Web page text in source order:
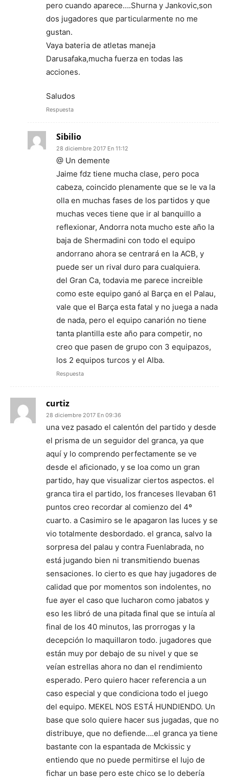
pero cuando aparece….Shurna y Jankovic,son
dos jugadores que particularmente no me
gustan.
Vaya bateria de atletas maneja
Darusafaka,mucha fuerza en todas las
acciones.
Saludos
Respuesta
Sibilio
28 diciembre 2017 En 11:12
@ Un demente
Jaime fdz tiene mucha clase, pero poca
cabeza, coincido plenamente que se le va la
olla en muchas fases de los partidos y que
muchas veces tiene que ir al banquillo a
reflexionar, Andorra nota mucho este año la
baja de Shermadini con todo el equipo
andorrano ahora se centrará en la ACB, y
puede ser un rival duro para cualquiera.
del Gran Ca, todavia me parece increible
como este equipo ganó al Barça en el Palau,
vale que el Barça esta fatal y no juega a nada
de nada, pero el equipo canarión no tiene
tanta plantilla este año para competir, no
creo que pasen de grupo con 3 equipazos,
los 2 equipos turcos y el Alba.
Respuesta
curtiz
28 diciembre 2017 En 09:36
una vez pasado el calentón del partido y desde
el prisma de un seguidor del granca, ya que
aquí y lo comprendo perfectamente se ve
desde el aficionado, y se loa como un gran
partido, hay que visualizar ciertos aspectos. el
granca tira el partido, los franceses llevaban 61
puntos creo recordar al comienzo del 4º
cuarto. a Casimiro se le apagaron las luces y se
vio totalmente desbordado. el granca, salvo la
sorpresa del palau y contra Fuenlabrada, no
está jugando bien ni transmitiendo buenas
sensaciones. lo cierto es que hay jugadores de
calidad que por momentos son indolentes, no
fue ayer el caso que lucharon como jabatos y
eso les libró de una pitada final que se intuía al
final de los 40 minutos, las prorrogas y la
decepción lo maquillaron todo. jugadores que
están muy por debajo de su nivel y que se
veían estrellas ahora no dan el rendimiento
esperado. Pero quiero hacer referencia a un
caso especial y que condiciona todo el juego
del equipo. MEKEL NOS ESTÁ HUNDIENDO. Un
base que solo quiere hacer sus jugadas, que no
distribuye, que no defiende….el granca ya tiene
bastante con la espantada de Mckissic y
entiendo que no puede permitirse el lujo de
fichar un base pero este chico se lo debería